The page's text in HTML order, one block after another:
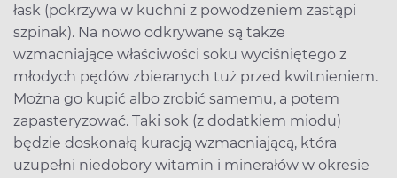
łask (pokrzywa w kuchni z powodzeniem zastąpi
szpinak). Na nowo odkrywane są także
wzmacniające właściwości soku wyciśniętego z
młodych pędów zbieranych tuż przed kwitnieniem.
Można go kupić albo zrobić samemu, a potem
zapasteryzować. Taki sok (z dodatkiem miodu)
będzie doskonałą kuracją wzmacniającą, która
uzupełni niedobory witamin i minerałów w okresie